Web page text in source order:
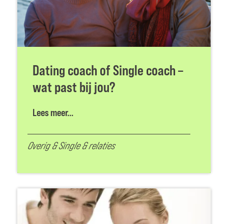
Dating coach of Single coach –
wat past bij jou?
Lees meer...
Overig&Single & relaties